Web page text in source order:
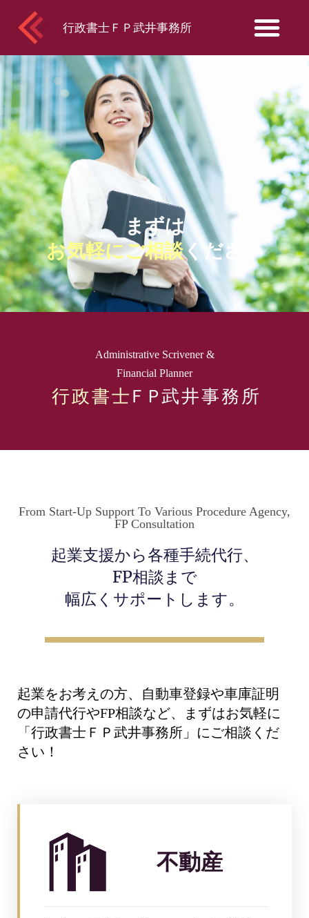
行政書士ＦＰ武井事務所
まずは
お気軽にご相談ください
Administrative Scrivener &
Financial Planner
行 政 書 士ＦＰ武 井 事 務 所
From Start-Up Support To Various Procedure Agency,
FP Consultation
起業支援から各種手続代行、
FP相談まで
幅広くサポートします。
起業をお考えの方、自動車登録や車庫証明
の申請代行やFP相談など、
まずはお気軽に
「行政書士ＦＰ武井事務所」にご相談くだ
さい！
不動産